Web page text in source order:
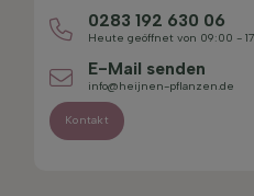
0283 192 630 06
Heute geöffnet von 09:00 -
E-Mail senden
info@heijnen-pflanzen.de
Kontakt